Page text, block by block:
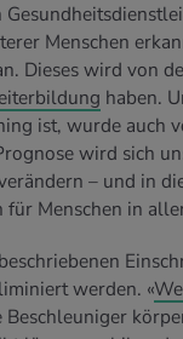
Menschen
Dieses wird von
haben.
ist, wurde auch
wird sich
– und in
Menschen in
werden. «
Beschleuniger